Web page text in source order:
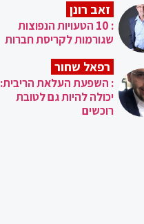
זאב רונן
: 10 הטעויות הנפוצות
שגורמות לקריסת חברות
רפאל שחור
: השפעת העלאת הריבית:
יכולה להיות גם לטובת
רוכשים